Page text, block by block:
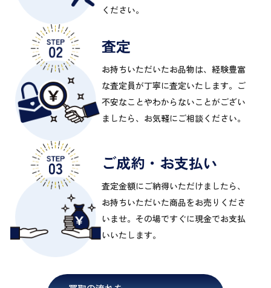
ください。
査定
お持ちいただいたお品物は、経験豊富
な査定員が丁寧に査定いたします。ご
不安なことやわからないことがござい
ましたら、お気軽にご相談ください。
ご成約・お支払い
査定金額にご納得いただけましたら、
お持ちいただいた商品をお売りくださ
いませ。その場ですぐに現金でお支払
いいたします。